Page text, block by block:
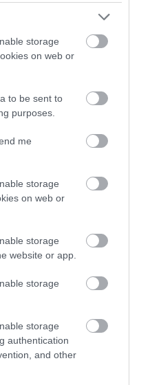
storage
on web or
to be sent to
purposes.
me
storage
on web or
storage
website or app.
storage
storage
authentication
and other
magazin…